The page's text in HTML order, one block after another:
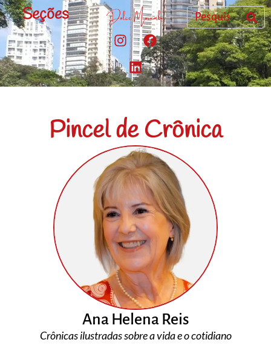
Seções
Pincel de Crônica
Ana Helena Reis
Crônicas ilustradas sobre a vida e o cotidiano